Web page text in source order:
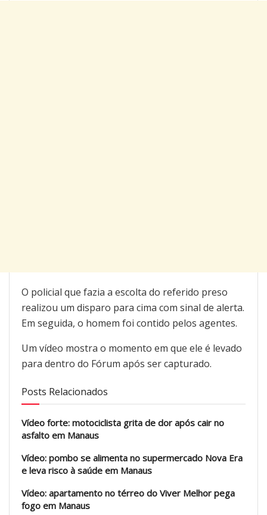
O policial que fazia a escolta do referido preso
realizou um disparo para cima com sinal de alerta.
Em seguida, o homem foi contido pelos agentes.
Um vídeo mostra o momento em que ele é levado
para dentro do Fórum após ser capturado.
Posts Relacionados
Vídeo forte: motociclista grita de dor após cair no
asfalto em Manaus
Vídeo: pombo se alimenta no supermercado Nova Era
e leva risco à saúde em Manaus
Vídeo: apartamento no térreo do Viver Melhor pega
fogo em Manaus